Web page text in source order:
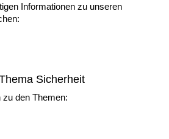
Informationen zu unseren
Sicherheit
zu den Themen: